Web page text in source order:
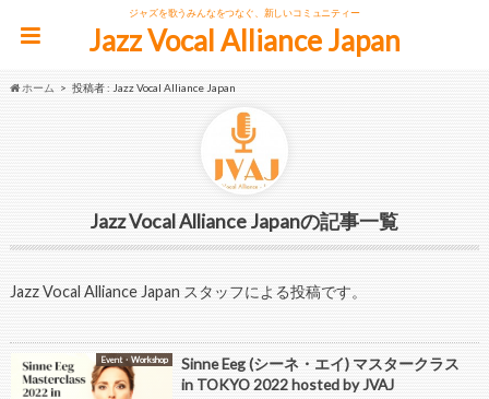
ジャズを歌うみんなをつなぐ、新しいコミュニティー
Jazz Vocal Alliance Japan
ホーム 投稿者 : Jazz Vocal Alliance Japan
Jazz Vocal Alliance Japan
Jazz Vocal Alliance Japan スタッフによる投稿です。
Event・Workshop
Sinne Eeg (シーネ・エイ) マスタークラス
in TOKYO 2022 hosted by JVAJ